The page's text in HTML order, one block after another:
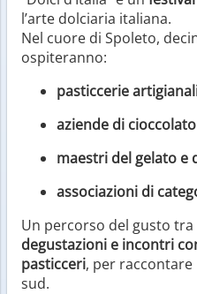
l’arte dolciaria italiana.
Nel cuore di Spoleto,
ospiteranno:
pasticcerie
aziende di
maestri del gelato e
associazioni di
Un percorso del gusto tra
degustazioni e incontri
pasticceri, per raccontare
sud.